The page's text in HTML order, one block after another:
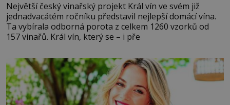
Největší český vinařský projekt Král vín ve svém již
jednadvacátém ročníku představil nejlepší domácí vína.
Ta vybírala odborná porota z celkem 1260 vzorků od
157 vinařů. Král vín, který se – i pře